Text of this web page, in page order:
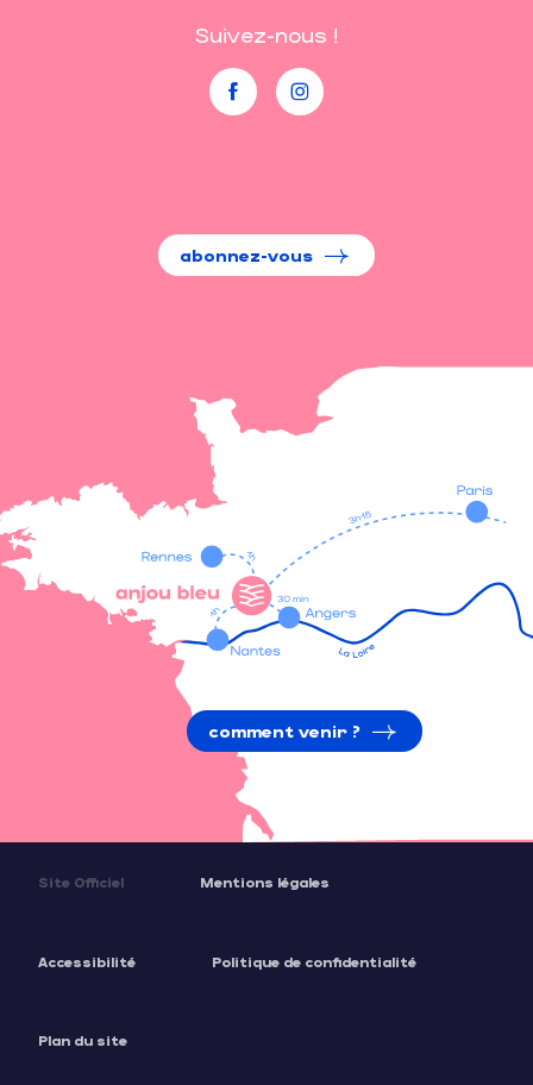
Suivez-nous !
abonnez-vous
comment venir ?
Site Officiel Mentions légales
Accessibilité Politique de confidentialité
Plan du site